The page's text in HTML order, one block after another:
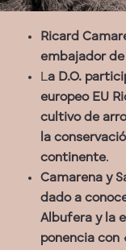
Ricard
embajador de
La D.O.
europeo EU
cultivo de
la
continente.
Camarena y
dado a
Albufera y la
ponencia con